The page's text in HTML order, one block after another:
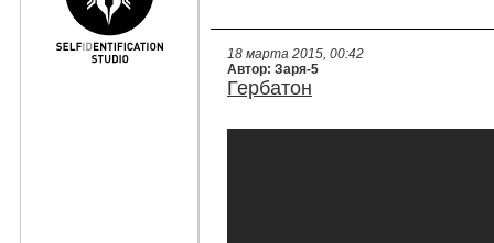
18 марта 2015, 00:42
Автор: Заря-5
Гербатон